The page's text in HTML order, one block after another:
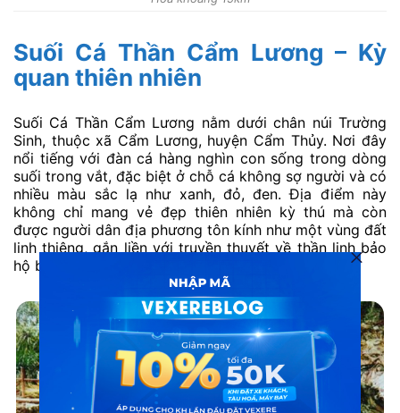
Suối Cá Thần Cẩm Lương – Kỳ
quan thiên nhiên
Suối Cá Thần Cẩm Lương nằm dưới chân núi Trường
Sinh, thuộc xã Cẩm Lương, huyện Cẩm Thủy. Nơi đây
nổi tiếng với đàn cá hàng nghìn con sống trong dòng
suối trong vắt, đặc biệt ở chỗ cá không sợ người và có
nhiều màu sắc lạ như xanh, đỏ, đen. Địa điểm này
không chỉ mang vẻ đẹp thiên nhiên kỳ thú mà còn
được người dân địa phương tôn kính như một vùng đất
linh thiêng, gắn liền với truyền thuyết về thần linh bảo
hộ bản làng.